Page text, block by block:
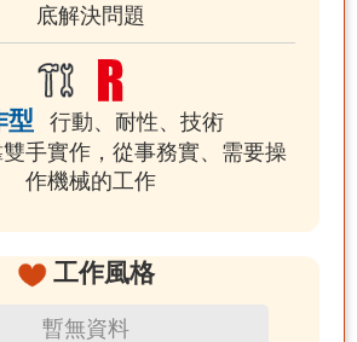
底解決問題
型
行動、耐性、技術
手實作，從事務實、需要操
作機械的工作
工作風格
暫無資料